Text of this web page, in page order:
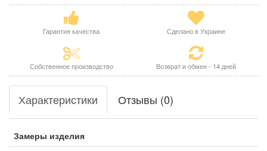
Гарантия качества Сделано в Украине
Собственное производство Возврат и обмен - 14 дней
Характеристики Отзывы (0)
Замеры изделия